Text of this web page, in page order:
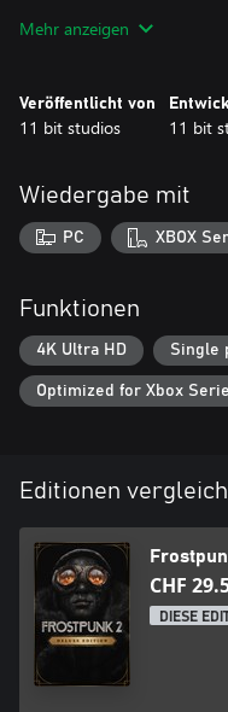
BREACH OF TRUST (DLC)
ZUKÜNFTIGE DLCs
IN-GAME-ITEM „CAPTAIN’S
NOVELLE „WARM FLESH“
BEVORSTEHENDEN
Mehr anzeigen
Veröffentlicht von
11 bit studios 11 bit
Wiedergabe mit
PC XBOX
Funktionen
4K Ultra HD Single
Optimized for Xbox
Editionen
CHF
DIESE